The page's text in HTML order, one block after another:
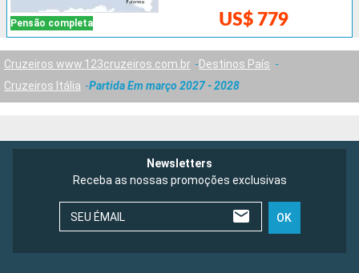
Pensão completa US$ 779
Cruzeiros www.123cruzeiros.com.br
Destinos País
Cruzeiros Itália
Partida Em março 2027 - 2028
Newsletters
Receba as nossas promoções exclusivas
SEU ÉMAIL OK